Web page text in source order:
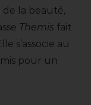
la beauté,
Themis fait
s’associe au
pour un